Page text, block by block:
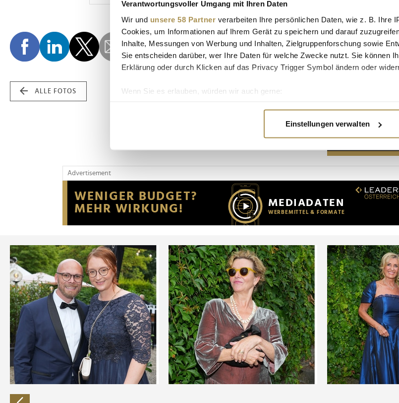
Verantwortungsvoller Umgang mit Ihren Daten
Wir und unsere 58 Partner verarbeiten Ihre persönlichen Daten, wie z. B. Ihre
Cookies, um Informationen auf Ihrem Gerät zu speichern und darauf
Inhalte, Messungen von Werbung und Inhalten, Zielgruppenforschung sowie
Sie entscheiden darüber, wer Ihre Daten für welche Zwecke nutzt. Sie können
Erklärung oder durch Klicken auf das Privacy Trigger Symbol ändern oder
Wenn Sie es erlauben, würden wir auch gerne:
Erfahren Sie mehr darüber, wie Ihre persönlichen Daten verarbeitet werden,
Wir verwenden Cookies, um Inhalte und Anzeigen zu personalisieren,
Website an unsere Partner für soziale Medien, Werbung und Analysen weiter.
möglicherweise mit weiteren Daten zusammen, die Sie ihnen bereitgestellt
der Dienste gesammelt haben.
Einstellungen verwalten
ALLE FOTOS
Advertisement
Advertisement